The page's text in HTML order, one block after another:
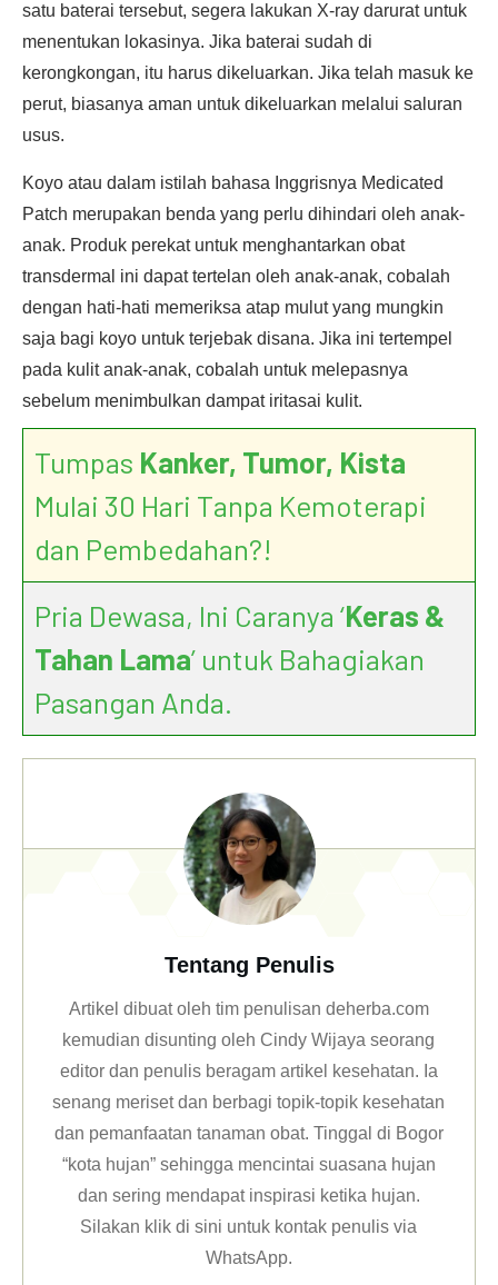
satu baterai tersebut, segera lakukan X-ray darurat untuk
menentukan lokasinya. Jika baterai sudah di
kerongkongan, itu harus dikeluarkan. Jika telah masuk ke
perut, biasanya aman untuk dikeluarkan melalui saluran
usus.
Koyo atau dalam istilah bahasa Inggrisnya Medicated
Patch merupakan benda yang perlu dihindari oleh anak-
anak. Produk perekat untuk menghantarkan obat
transdermal ini dapat tertelan oleh anak-anak, cobalah
dengan hati-hati memeriksa atap mulut yang mungkin
saja bagi koyo untuk terjebak disana. Jika ini tertempel
pada kulit anak-anak, cobalah untuk melepasnya
sebelum menimbulkan dampat iritasai kulit.
Tumpas Kanker, Tumor, Kista
Mulai 30 Hari Tanpa Kemoterapi
dan Pembedahan?!
Pria Dewasa, Ini Caranya ‘Keras &
Tahan Lama’ untuk Bahagiakan
Pasangan Anda.
Tentang Penulis
Artikel dibuat oleh tim penulisan deherba.com
kemudian disunting oleh Cindy Wijaya seorang
editor dan penulis beragam artikel kesehatan. Ia
senang meriset dan berbagi topik-topik kesehatan
dan pemanfaatan tanaman obat. Tinggal di Bogor
“kota hujan” sehingga mencintai suasana hujan
dan sering mendapat inspirasi ketika hujan.
Silakan klikdi sini untuk kontak penulis via
WhatsApp.